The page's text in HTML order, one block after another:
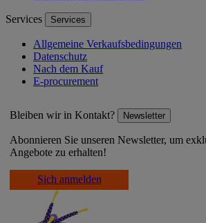
Services Services
Allgemeine Verkaufsbedingungen
Datenschutz
Nach dem Kauf
E-procurement
Bleiben wir in Kontakt? Newsletter
Abonnieren Sie unseren Newsletter, um
Angebote zu erhalten!
Sich anmelden